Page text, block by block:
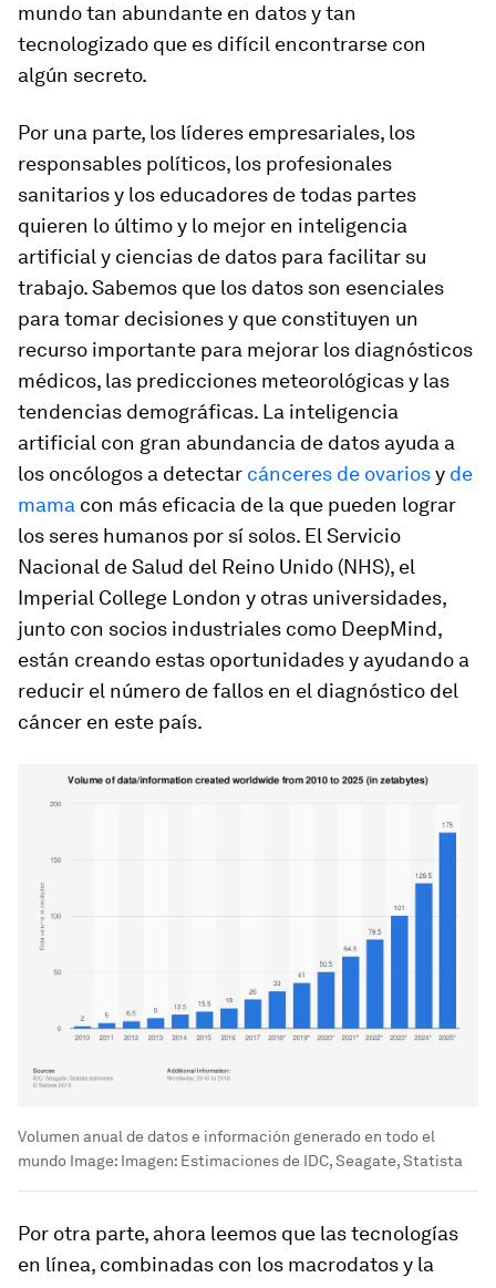
mundo tan abundante en datos y tan
tecnologizado que es difícil encontrarse con
algún secreto.
Por una parte, los líderes empresariales, los
responsables políticos, los profesionales
sanitarios y los educadores de todas partes
quieren lo último y lo mejor en inteligencia
artificial y ciencias de datos para facilitar su
trabajo. Sabemos que los datos son esenciales
para tomar decisiones y que constituyen un
recurso importante para mejorar los diagnósticos
médicos, las predicciones meteorológicas y las
tendencias demográficas. La inteligencia
artificial con gran abundancia de datos ayuda a
los oncólogos a detectar cánceres de ovariosy de
mama con más eficacia de la que pueden lograr
los seres humanos por sí solos. El Servicio
Nacional de Salud del Reino Unido (NHS), el
Imperial College London y otras universidades,
junto con socios industriales como DeepMind,
están creando estas oportunidades y ayudando a
reducir el número de fallos en el diagnóstico del
cáncer en este país.
Volumen anual de datos e información generado en todo el
mundo Image: Imagen: Estimaciones de IDC, Seagate, Statista
Por otra parte, ahora leemos que las tecnologías
en línea, combinadas con los macrodatos y la